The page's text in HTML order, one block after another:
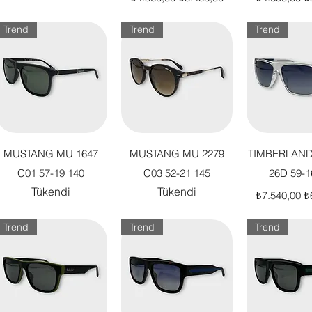
Hızlı Bakış
Trend
MUSTANG MU 1647
C01 57-19 140
Tükendi
Hızlı Bakış
Trend
MUSTANG MU 2279
C03 52-21 145
Tükendi
Hızlı
Trend
26D 59-
Normal
₺7.540,00
Trend Trend Trend